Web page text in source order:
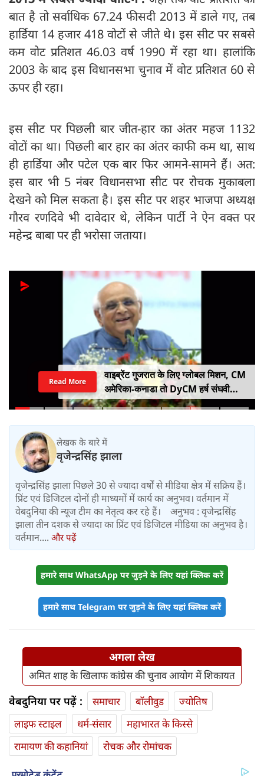
बात है तो सर्वाधिक 67.24 फीसदी 2013 में डाले गए, तब
हार्डिया 14 हजार 418 वोटों से जीते थे। इस सीट पर सबसे
कम वोट प्रतिशत 46.03 वर्ष 1990 में रहा था। हालांकि
2003 के बाद इस विधानसभा चुनाव में वोट प्रतिशत 60 से
ऊपर ही रहा।
इस सीट पर पिछली बार जीत-हार का अंतर महज 1132
वोटों का था। पिछली बार हार का अंतर काफी कम था, साथ
ही हार्डिया और पटेल एक बार फिर आमने-सामने हैं। अत:
इस बार भी 5 नंबर विधानसभा सीट पर रोचक मुकाबला
देखने को मिल सकता है। इस सीट पर शहर भाजपा अध्यक्ष
गौरव रणदिवे भी दावेदार थे, लेकिन पार्टी ने ऐन वक्त पर
महेन्द्र बाबा पर ही भरोसा जताया।
वाइब्रेंट गुजरात के लिए ग्लोबल मिशन, CM
अमेरिका-कनाडा तो DyCM हर्ष संघवी
संभालेंगे जापान-यूरोप का मोर्चा
Read More
लेखक के बारे में
वृजेन्द्रसिंह झाला
वृजेन्द्रसिंह झाला पिछले 30 से ज्यादा वर्षों से मीडिया क्षेत्र में सक्रिय हैं।
प्रिंट एवं डिजिटल दोनों ही माध्यमों में कार्य का अनुभव। वर्तमान में
वेबदुनिया की न्यूज टीम का नेतृत्व कर रहे हैं। अनुभव : वृजेन्द्रसिंह
झाला तीन दशक से ज्यादा का प्रिंट एवं डिजिटल मीडिया का अनुभव है।
वर्तमान.... और पढ़ें
हमारे साथ WhatsApp पर जुड़ने के लिए यहां क्लिक करें
हमारे साथ Telegram पर जुड़ने के लिए यहां क्लिक करें
अगला लेख
अमित शाह के खिलाफ कांग्रेस की चुनाव आयोग में शिकायत
वेबदुनिया पर पढ़ें : समाचार बॉलीवुड
ज्योतिष
लाइफ स्‍टाइल
धर्म-संसार
महाभारत के किस्से
रामायण की कहानियां
रोचक और रोमांचक